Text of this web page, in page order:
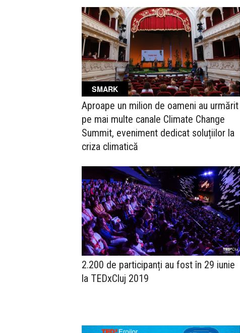
SMARK
Aproape un milion de oameni au urmărit
pe mai multe canale Climate Change
Summit, eveniment dedicat soluțiilor la
criza climatică
2.200 de participanți au fost în 29 iunie
la TEDxCluj 2019